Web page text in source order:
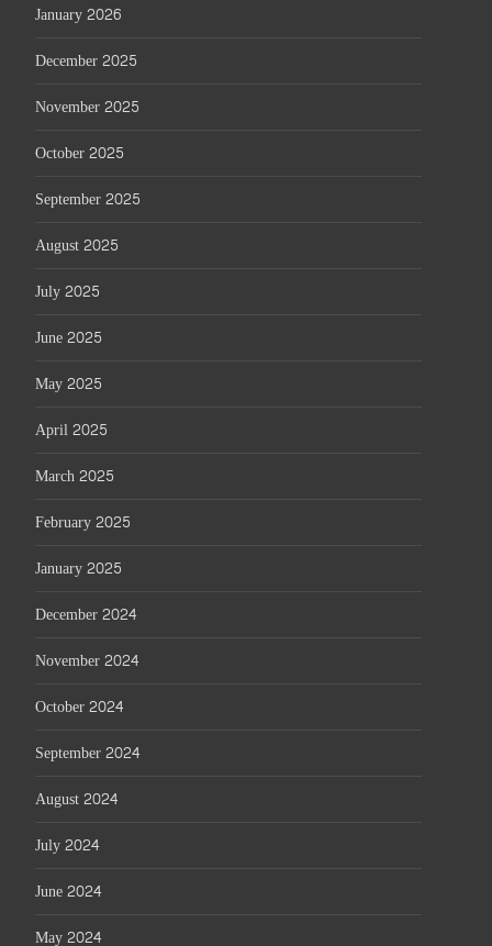
January 2026
December 2025
November 2025
October 2025
September 2025
August 2025
July 2025
June 2025
May 2025
April 2025
March 2025
February 2025
January 2025
December 2024
November 2024
October 2024
September 2024
August 2024
July 2024
June 2024
May 2024